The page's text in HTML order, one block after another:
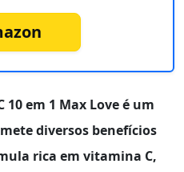
em 1 Max Loveé um
diversos benefícios
rica em vitamina C,